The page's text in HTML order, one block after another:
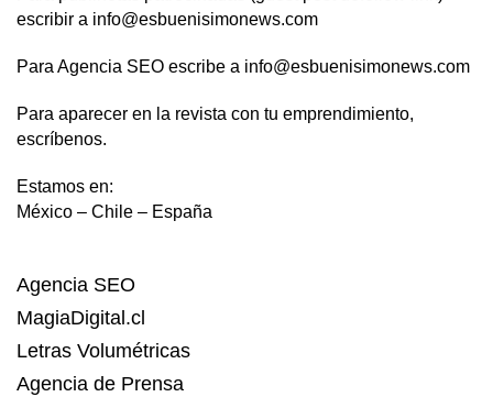
escribir a info@esbuenisimonews.com
Para Agencia SEO escribe a info@esbuenisimonews.com
Para aparecer en la revista con tu emprendimiento,
escríbenos.
Estamos en:
México – Chile – España
Agencia SEO
MagiaDigital.cl
Letras Volumétricas
Agencia de Prensa